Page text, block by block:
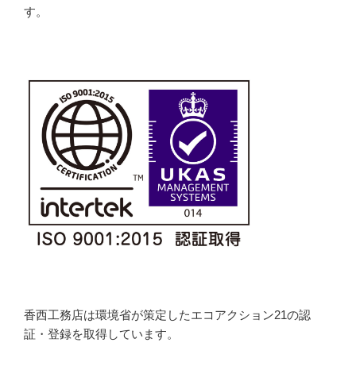
す。
香西工務店は環境省が策定したエコアクション21の認
証・登録を取得しています。